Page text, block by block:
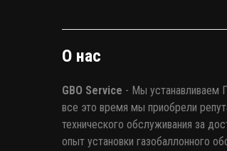
О нас
GBO Service - Мы устанавливаем
все это время мы приобрели
технического обслуживания за
опыт установки газобаллонного